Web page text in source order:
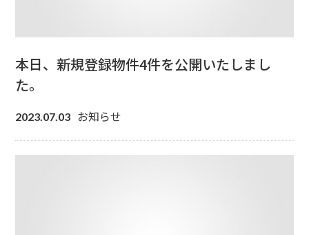
本日、新規登録物件4件を公開いたしまし
た。
2023.07.03 お知らせ